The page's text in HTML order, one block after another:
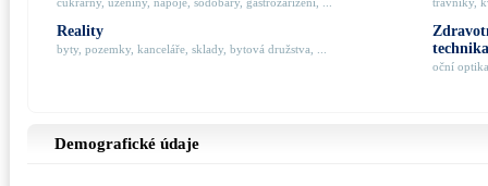
Reality
byty, pozemky, kanceláře, sklady, bytová družstva, ...
technika
oční
Demografické údaje